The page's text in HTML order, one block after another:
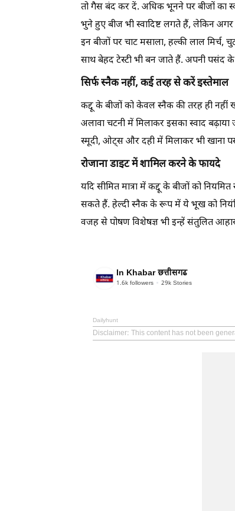
तो गैस बंद कर दें. अधिक भूनने पर बीजों का
भुने हुए बीज भी स्वादिष्ट लगते हैं, लेकिन
इन बीजों पर चाट मसाला, हल्की लाल
साथ बेहद टेस्टी भी बन जाते हैं. अपनी पसंद
सिर्फ स्नैक नहीं, कई तरह से करें इस्तेमाल
कद्दू के बीजों को केवल स्नैक की तरह ही नहीं
अलावा चटनी में मिलाकर इसका स्वाद
स्मूदी, ओट्स और दही में मिलाकर भी खाना
रोजाना डाइट में शामिल करने के फायदे
यदि सीमित मात्रा में कद्दू के बीजों को
सकते हैं. हेल्दी स्नैक के रूप में ये भूख को
वजह से पोषण विशेषज्ञ भी इन्हें संतुलित
In Khabar छत्तीसगढ
1.6k followers 29k Stories
Dailyhunt
Disclaimer: This content has not been